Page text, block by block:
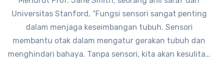
Universitas Stanford, “Fungsi sensori sangat penting
dalam menjaga keseimbangan tubuh. Sensori
membantu otak dalam mengatur gerakan tubuh dan
menghindari bahaya. Tanpa sensori, kita akan kesulitan